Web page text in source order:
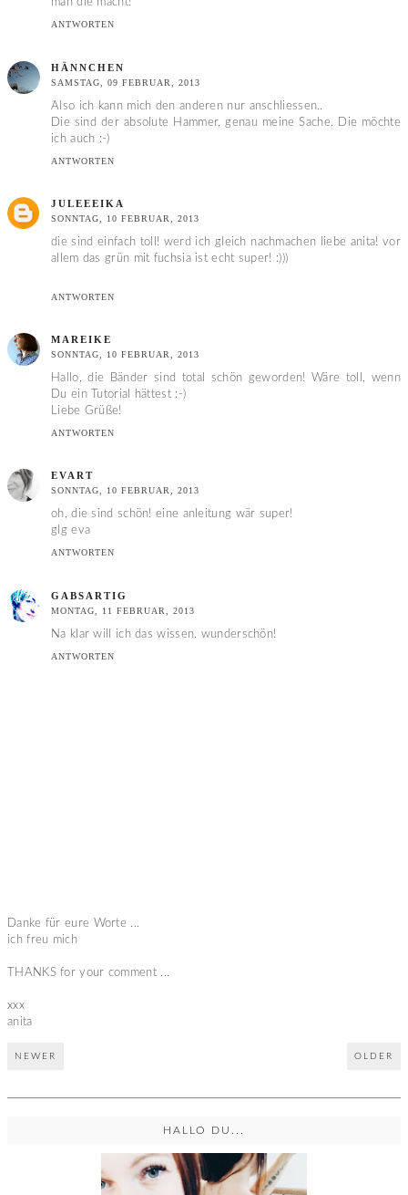
man die macht!
ANTWORTEN
HÄNNCHEN
SAMSTAG, 09 FEBRUAR, 2013
Also ich kann mich den anderen nur anschliessen..
Die sind der absolute Hammer, genau meine Sache. Die möchte
ich auch :-)
ANTWORTEN
JULEEEIKA
SONNTAG, 10 FEBRUAR, 2013
die sind einfach toll! werd ich gleich nachmachen liebe anita! vor
allem das grün mit fuchsia ist echt super! :)))
ANTWORTEN
MAREIKE
SONNTAG, 10 FEBRUAR, 2013
Hallo, die Bänder sind total schön geworden! Wäre toll, wenn
Du ein Tutorial hättest :-)
Liebe Grüße!
ANTWORTEN
EVART
SONNTAG, 10 FEBRUAR, 2013
oh, die sind schön! eine anleitung wär super!
glg eva
ANTWORTEN
GABSARTIG
MONTAG, 11 FEBRUAR, 2013
Na klar will ich das wissen. wunderschön!
ANTWORTEN
Danke für eure Worte ...
ich freu mich
THANKS for your comment ...
xxx
anita
NEWER OLDER
HALLO DU...